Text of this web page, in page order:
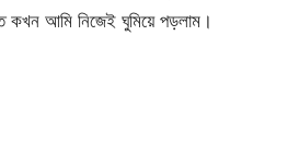
কখন আমি নিজেই ঘুমিয়ে পড়লাম।